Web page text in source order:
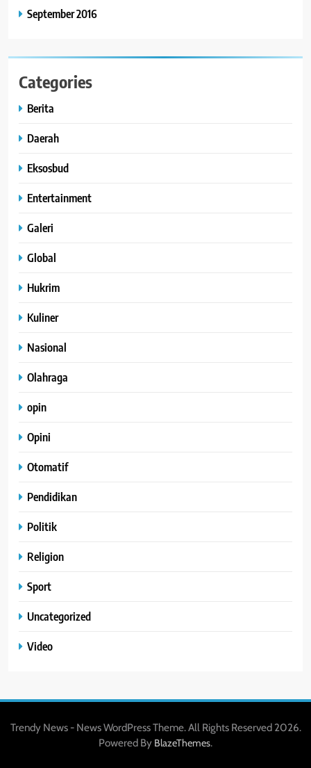
September 2016
Categories
Berita
Daerah
Eksosbud
Entertainment
Galeri
Global
Hukrim
Kuliner
Nasional
Olahraga
opin
Opini
Otomatif
Pendidikan
Politik
Religion
Sport
Uncategorized
Video
Trendy News - News WordPress Theme. All Rights Reserved 2026.
Powered By BlazeThemes.